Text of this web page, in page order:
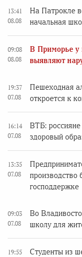
13:41
08.08
На Патрокле
начальная
09:08
08.08
В Приморье у
выявляют
19:37
07.08
Пешеходная
откроется к
16:14
07.08
ВТБ:
здоровый
13:35
07.08
производство
господдержке
09:03
07.08
Во
школу для
19:55
Студенты из